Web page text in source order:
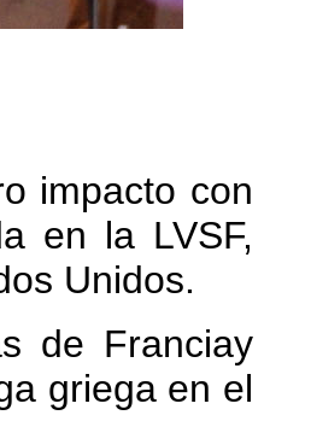
impacto con
en la LVSF,
Unidos.
de Franciay
griega en el